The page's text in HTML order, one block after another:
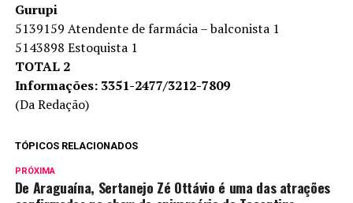
Gurupi
5139159 Atendente de farmácia – balconista 1
5143898 Estoquista 1
TOTAL 2
Informações: 3351-2477/3212-7809
(Da Redação)
TÓPICOS RELACIONADOS
PRÓXIMA
De Araguaína, Sertanejo Zé Ottávio é uma das atrações